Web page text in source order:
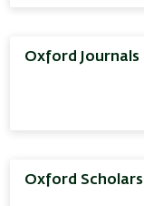
Oxford
Oxford